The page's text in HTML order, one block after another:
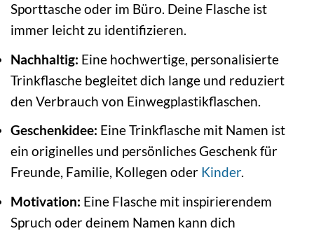
Sporttasche oder im Büro. Deine Flasche ist
immer leicht zu identifizieren.
Nachhaltig: Eine hochwertige, personalisierte
Trinkflasche begleitet dich lange und reduziert
den Verbrauch von Einwegplastikflaschen.
Geschenkidee: Eine Trinkflasche mit Namen ist
ein originelles und persönliches Geschenk für
Freunde, Familie, Kollegen oder Kinder.
Motivation: Eine Flasche mit inspirierendem
Spruch oder deinem Namen kann dich